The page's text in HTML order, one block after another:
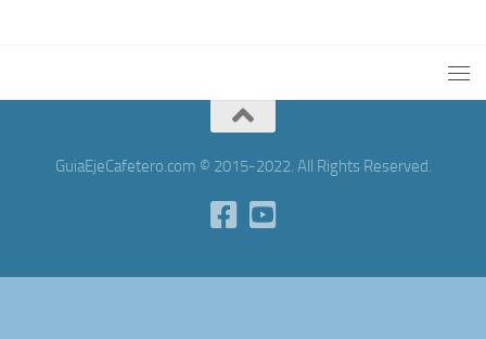
GuiaEjeCafetero.com © 2015-2022. All Rights Reserved.